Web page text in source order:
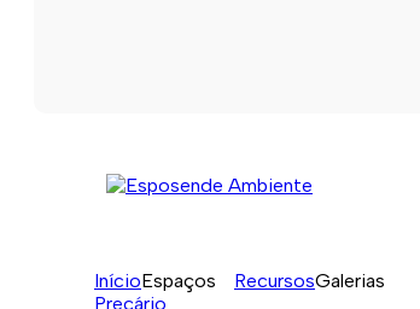
InícioEspaços RecursosGalerias
Preçário